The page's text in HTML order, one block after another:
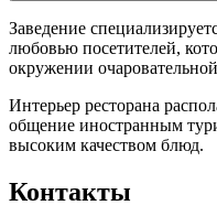
Заведение
любовью посетителей,
окружении
Интерьер ресторана
общение иностранным
высоким качеством блюд.
Контакты